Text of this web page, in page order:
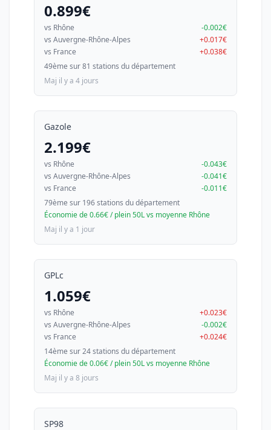
0.899€
vs Rhône
-0.002€
vs Auvergne-Rhône-Alpes
+0.017€
vs France
+0.038€
49ème sur 81 stations du département
Maj il y a 4 jours
Gazole
2.199€
vs Rhône
-0.043€
vs Auvergne-Rhône-Alpes
-0.041€
vs France
-0.011€
79ème sur 196 stations du département
Économie de 0.66€ / plein 50L vs moyenne Rhône
Maj il y a 1 jour
GPLc
1.059€
vs Rhône
+0.023€
vs Auvergne-Rhône-Alpes
-0.002€
vs France
+0.024€
14ème sur 24 stations du département
Économie de 0.06€ / plein 50L vs moyenne Rhône
Maj il y a 8 jours
SP98